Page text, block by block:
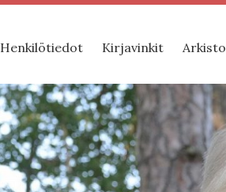
Henkilötiedot Kirjavinkit Arkisto